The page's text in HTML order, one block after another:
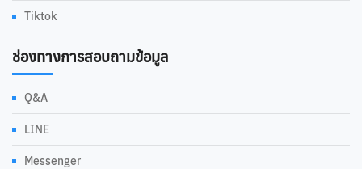
Tiktok
ช่องทางการสอบถามข้อมูล
Q&A
LINE
Messenger